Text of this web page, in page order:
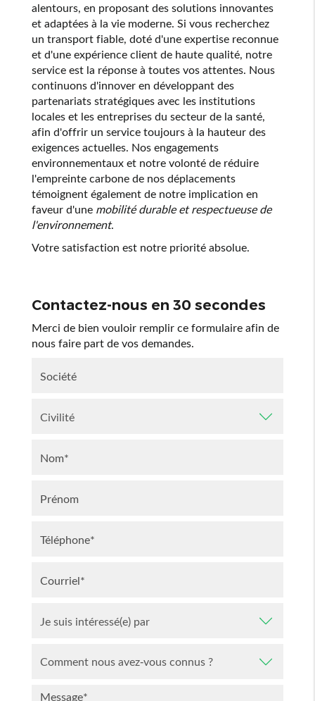
alentours, en proposant des solutions innovantes
et adaptées à la vie moderne. Si vous recherchez
un transport fiable, doté d'une expertise reconnue
et d'une expérience client de haute qualité, notre
service est la réponse à toutes vos attentes. Nous
continuons d'innover en développant des
partenariats stratégiques avec les institutions
locales et les entreprises du secteur de la santé,
afin d'offrir un service toujours à la hauteur des
exigences actuelles. Nos engagements
environnementaux et notre volonté de réduire
l'empreinte carbone de nos déplacements
témoignent également de notre implication en
faveur d'une mobilité durable et respectueuse de
l'environnement.
Votre satisfaction est notre priorité absolue.
Contactez-nous en 30 secondes
Merci de bien vouloir remplir ce formulaire afin de
nous faire part de vos demandes.